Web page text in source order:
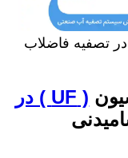
در تصفیه فاضلاب
( UF ) در